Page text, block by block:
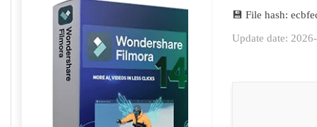
💾 File hash:
Update date: